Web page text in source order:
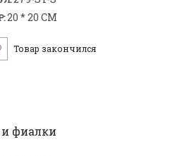
20 * 20 СМ
Товар закончился
фиалки